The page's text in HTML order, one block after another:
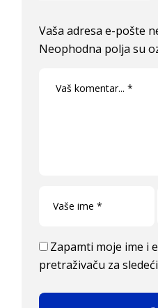
Vaša adresa e-pošte
Neophodna polja su
Zapamti moje ime i
pretraživaču za